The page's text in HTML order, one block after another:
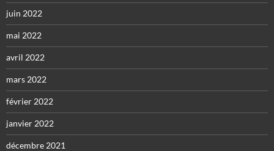
juin 2022
mai 2022
avril 2022
mars 2022
février 2022
janvier 2022
décembre 2021